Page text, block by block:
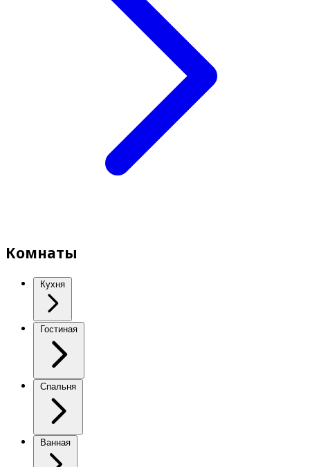
Комнаты
Кухня
Гостиная
Спальня
Ванная